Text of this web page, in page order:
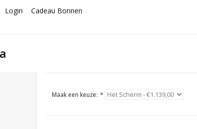
Login Cadeau Bonnen
Maak een keuze: *